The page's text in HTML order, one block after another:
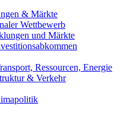
& Märkte
Wettbewerb
und Märkte
Ressourcen, Energie
& Verkehr